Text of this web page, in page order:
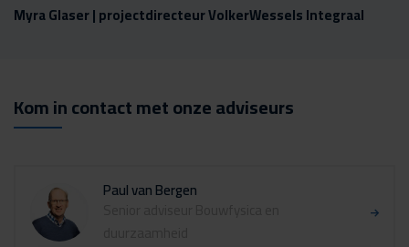
Myra Glaser | projectdirecteur VolkerWessels Integraal
Kom in contact met onze adviseurs
Paul van Bergen